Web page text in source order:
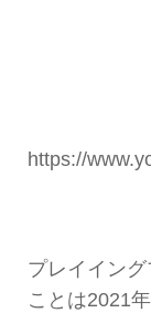
https://
プレイイン
ことは2021